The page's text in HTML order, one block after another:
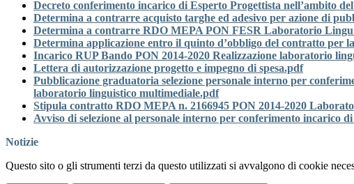
Decreto conferimento incarico di Esperto Progettista nell’ambito
Determina a contrarre acquisto targhe ed adesivo per azione di
Determina a contrarre RDO MEPA PON FESR Laboratorio
Determina applicazione entro il quinto d’obbligo del contratto per
Incarico RUP Bando PON 2014-2020 Realizzazione laboratorio
Lettera di autorizzazione progetto e impegno di spesa.pdf
Pubblicazione graduatoria selezione personale interno per
laboratorio linguistico multimediale.pdf
Stipula contratto RDO MEPA n. 2166945 PON 2014-2020
Avviso di selezione al personale interno per conferimento incarico
Notizie
Questo sito o gli strumenti terzi da questo utilizzati si avvalgono di cookie